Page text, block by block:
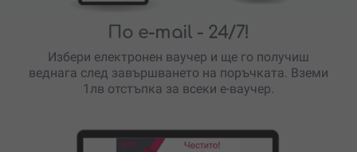
По e-mail - 24/7!
Избери електронен ваучер и ще го получиш
веднага след завършването на поръчката. Вземи
1лв отстъпка за всеки е-ваучер.